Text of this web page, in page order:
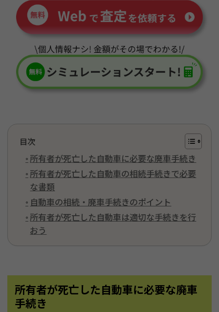
目次
所有者が死亡した自動車に必要な廃車手続き
所有者が死亡した自動車の相続手続きで必要
な書類
自動車の相続・廃車手続きのポイント
所有者が死亡した自動車は適切な手続きを行
おう
所有者が死亡した自動車に必要な廃車
手続き